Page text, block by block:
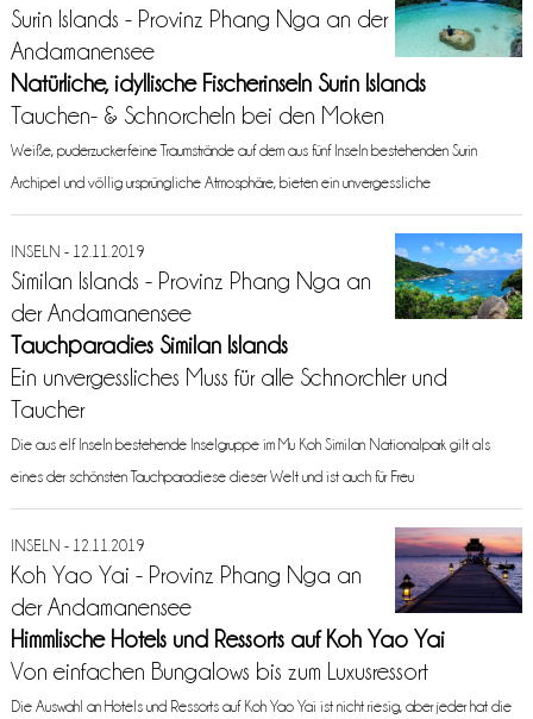
Surin Islands - Provinz Phang Nga an der
Andamanensee
Natürliche, idyllische Fischerinseln Surin Islands
Tauchen- & Schnorcheln bei den Moken
Weiße, puderzuckerfeine Traumstrände auf dem aus fünf Inseln bestehenden Surin
Archipel und völlig ursprüngliche Atmosphäre, bieten ein unvergessliche
INSELN - 12.11.2019
Similan Islands - Provinz Phang Nga an
der Andamanensee
Tauchparadies Similan Islands
Ein unvergessliches Muss für alle Schnorchler und
Taucher
Die aus elf Inseln bestehende Inselgruppe im Mu Koh Similan Nationalpark gilt als
eines der schönsten Tauchparadiese dieser Welt und ist auch für Freu
INSELN - 12.11.2019
Koh Yao Yai - Provinz Phang Nga an
der Andamanensee
Himmlische Hotels und Ressorts auf Koh Yao Yai
Von einfachen Bungalows bis zum Luxusressort
Die Auswahl an Hotels und Ressorts auf Koh Yao Yai ist nicht riesig, aber jeder hat die